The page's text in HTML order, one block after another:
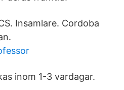
Insamlare. Cordoba
inom 1-3 vardagar.